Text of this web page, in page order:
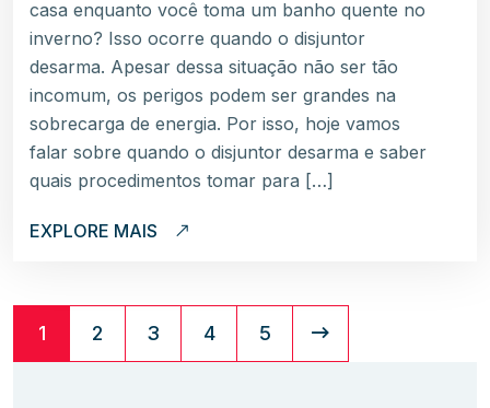
casa enquanto você toma um banho quente no
inverno? Isso ocorre quando o disjuntor
desarma. Apesar dessa situação não ser tão
incomum, os perigos podem ser grandes na
sobrecarga de energia. Por isso, hoje vamos
falar sobre quando o disjuntor desarma e saber
quais procedimentos tomar para […]
EXPLORE MAIS
1 2 3 4 5